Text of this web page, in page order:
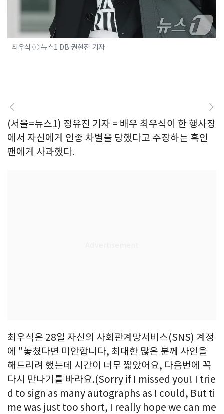
최우식 ⓒ 뉴스1 DB 권현진 기자
(서울=뉴스1) 정유진 기자 = 배우 최우식이 한 행사장
에서 자신에게 인종 차별을 당했다고 주장하는 흑인
팬에게 사과했다.
최우식은 28일 자신의 사회관계망서비스(SNS) 계정
에 "놓쳤다면 미안합니다, 최대한 많은 분께 사인을
해드리려 했는데 시간이 너무 짧았어요, 다음번에 꼭
다시 만나기를 바라요.(Sorry if I missed you! I trie
d to sign as many autographs as I could, But ti
me was just too short, I really hope we can me